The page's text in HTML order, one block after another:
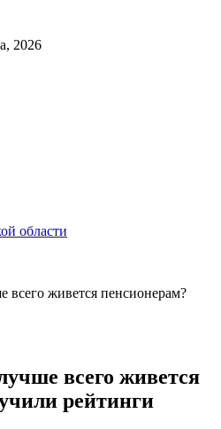
2026
области
всего живется пенсионерам?
всего живется
рейтинги